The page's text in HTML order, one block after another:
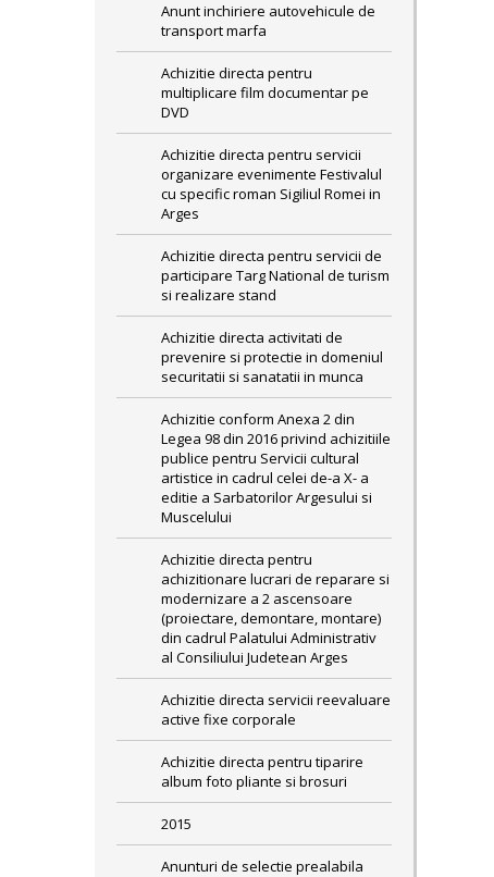
Anunt inchiriere autovehicule de
transport marfa
Achizitie directa pentru
multiplicare film documentar pe
DVD
Achizitie directa pentru servicii
organizare evenimente Festivalul
cu specific roman Sigiliul Romei in
Arges
Achizitie directa pentru servicii de
participare Targ National de turism
si realizare stand
Achizitie directa activitati de
prevenire si protectie in domeniul
securitatii si sanatatii in munca
Achizitie conform Anexa 2 din
Legea 98 din 2016 privind achizitiile
publice pentru Servicii cultural
artistice in cadrul celei de-a X- a
editie a Sarbatorilor Argesului si
Muscelului
Achizitie directa pentru
achizitionare lucrari de reparare si
modernizare a 2 ascensoare
(proiectare, demontare, montare)
din cadrul Palatului Administrativ
al Consiliului Judetean Arges
Achizitie directa servicii reevaluare
active fixe corporale
Achizitie directa pentru tiparire
album foto pliante si brosuri
2015
Anunturi de selectie prealabila